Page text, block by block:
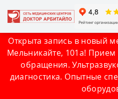
Открыта запись в новый
Мельникайте, 101а! Прием
обращения.
диагностика. Опытные